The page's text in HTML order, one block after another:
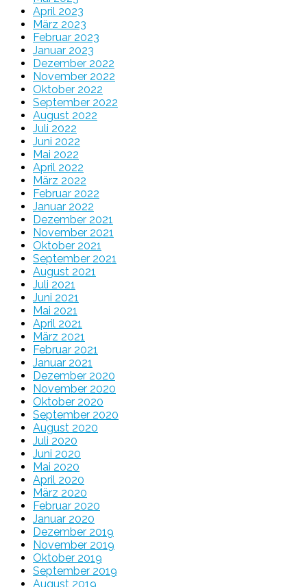
April 2023
März 2023
Februar 2023
Januar 2023
Dezember 2022
November 2022
Oktober 2022
September 2022
August 2022
Juli 2022
Juni 2022
Mai 2022
April 2022
März 2022
Februar 2022
Januar 2022
Dezember 2021
November 2021
Oktober 2021
September 2021
August 2021
Juli 2021
Juni 2021
Mai 2021
April 2021
März 2021
Februar 2021
Januar 2021
Dezember 2020
November 2020
Oktober 2020
September 2020
August 2020
Juli 2020
Juni 2020
Mai 2020
April 2020
März 2020
Februar 2020
Januar 2020
Dezember 2019
November 2019
Oktober 2019
September 2019
August 2019